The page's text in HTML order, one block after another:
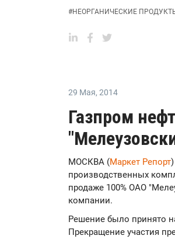
#НЕОРГАНИЧЕСКИЕ
29 Мая, 2014
Газпром
МОСКВА (Маркет Репорт
производственных
продаже 100% ОАО
компании.
Решение было принято
Прекращение участия